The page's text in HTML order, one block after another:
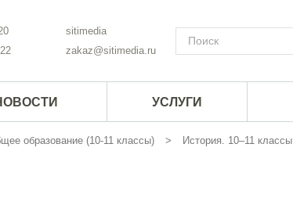
sitimedia
zakaz@sitimedia.ru
УСЛУГИ
образование (10-11 классы)
История. 10–11 классы